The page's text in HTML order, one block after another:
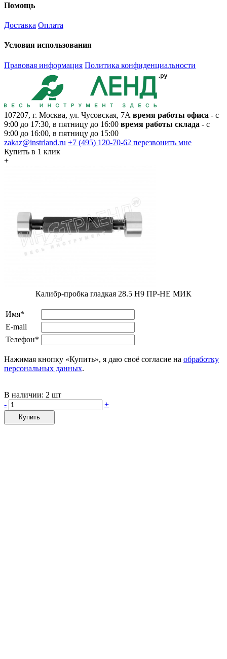
Помощь
Доставка Оплата
Условия использования
Правовая информация Политика конфиденциальности
107207, г. Москва, ул. Чусовская, 7А время работы офиса - с
9:00 до 17:30, в пятницу до 16:00 время работы склада - с
9:00 до 16:00, в пятницу до 15:00
zakaz@instrland.ru +7 (495) 120-70-62 перезвонить мне
Купить в 1 клик
+
Калибр-пробка гладкая 28.5 Н9 ПР-НЕ МИК
Имя*
E-mail
Телефон*
Нажимая кнопку «Купить», я даю своё согласие на обработку
персональных данных.
В наличии: 2 шт
-
+
Купить